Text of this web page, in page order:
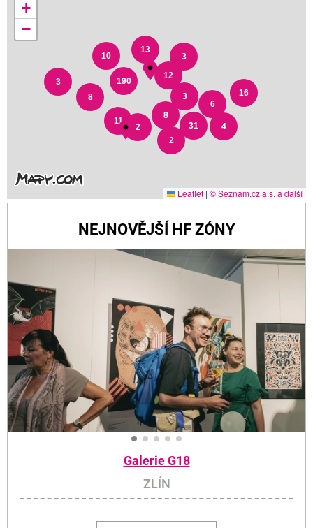
3
2
16
2
6
4
8
31
3
3
13
12
10
8
11
190
+
−
Leaflet | © Seznam.cz a.s. a další
NEJNOVĚJŠÍ HF ZÓNY
Galerie G18
ZLÍN